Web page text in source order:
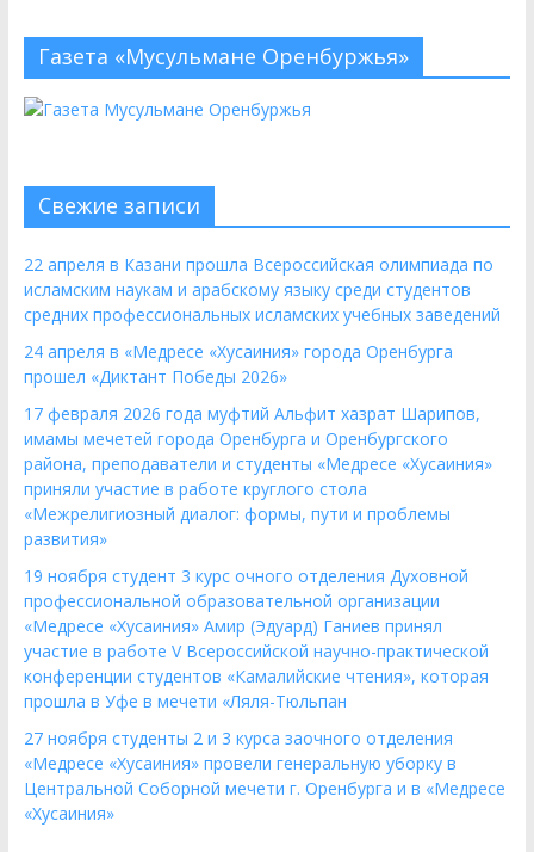
Газета «Мусульмане Оренбуржья»
Свежие записи
22 апреля в Казани прошла Всероссийская олимпиада по
исламским наукам и арабскому языку среди студентов
средних профессиональных исламских учебных заведений
24 апреля в «Медресе «Хусаиния» города Оренбурга
прошел «Диктант Победы 2026»
17 февраля 2026 года муфтий Альфит хазрат Шарипов,
имамы мечетей города Оренбурга и Оренбургского
района, преподаватели и студенты «Медресе «Хусаиния»
приняли участие в работе круглого стола
«Межрелигиозный диалог: формы, пути и проблемы
развития»
19 ноября студент 3 курс очного отделения Духовной
профессиональной образовательной организации
«Медресе «Хусаиния» Амир (Эдуард) Ганиев принял
участие в работе V Всероссийской научно-практической
конференции студентов «Камалийские чтения», которая
прошла в Уфе в мечети «Ляля-Тюльпан
27 ноября студенты 2 и 3 курса заочного отделения
«Медресе «Хусаиния» провели генеральную уборку в
Центральной Соборной мечети г. Оренбурга и в «Медресе
«Хусаиния»